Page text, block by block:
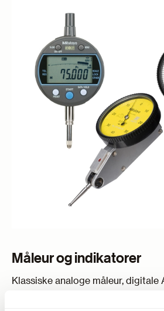
Måleur og indikatorer
Klassiske analoge måleur, digitale